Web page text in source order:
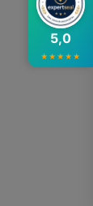
5,0
★★★★★